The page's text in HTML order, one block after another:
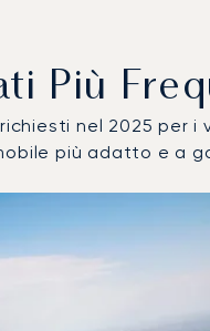
Più
nel 2025 per
più adatto e a